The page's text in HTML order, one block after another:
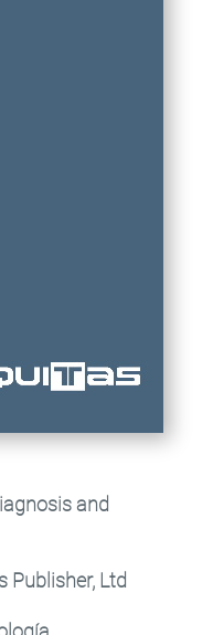
and
Publisher, Ltd